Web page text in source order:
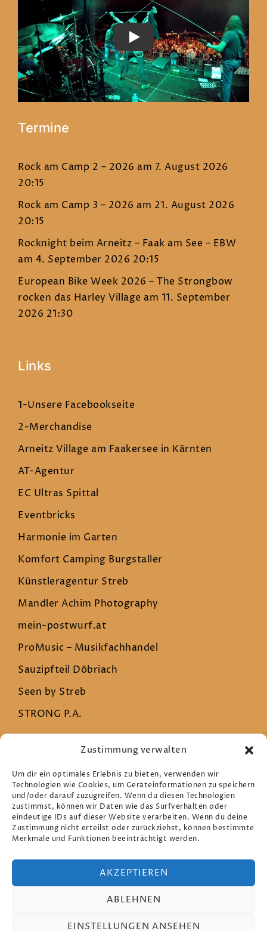
Zustimmung verwalten
Um dir ein optimales Erlebnis zu bieten, verwenden wir
Technologien wie Cookies, um Geräteinformationen zu speichern
und/oder darauf zuzugreifen. Wenn du diesen Technologien
zustimmst, können wir Daten wie das Surfverhalten oder
eindeutige IDs auf dieser Website verarbeiten. Wenn du deine
Zustimmung nicht erteilst oder zurückziehst, können bestimmte
Merkmale und Funktionen beeinträchtigt werden.
AKZEPTIEREN
ABLEHNEN
EINSTELLUNGEN ANSEHEN
PLAY
Termine
Rock am Camp 2 – 2026 am 7. August 2026
20:15
Rock am Camp 3 – 2026 am 21. August 2026
20:15
Rocknight beim Arneitz – Faak am See – EBW
am 4. September 2026 20:15
European Bike Week 2026 – The Strongbow
rocken das Harley Village am 11. September
2026 21:30
Links
1-Unsere Facebookseite
2-Merchandise
Arneitz Village am Faakersee in Kärnten
AT-Agentur
EC Ultras Spittal
Eventbricks
Harmonie im Garten
Komfort Camping Burgstaller
Künstleragentur Streb
Mandler Achim Photography
mein-postwurf.at
ProMusic – Musikfachhandel
Sauzipfteil Döbriach
Seen by Streb
STRONG P.A.
Datenschutz
Impressum